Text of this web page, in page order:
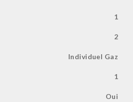
1
2
Individuel Gaz
1
Oui